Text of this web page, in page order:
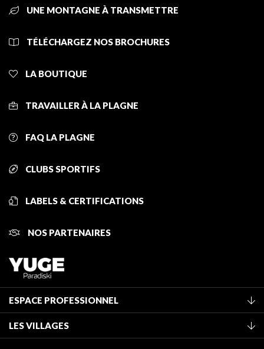
UNE MONTAGNE À TRANSMETTRE
TÉLÉCHARGEZ NOS BROCHURES
LA BOUTIQUE
TRAVAILLER À LA PLAGNE
FAQ LA PLAGNE
CLUBS SPORTIFS
LABELS & CERTIFICATIONS
NOS PARTENAIRES
ESPACE PROFESSIONNEL
Classement des meublés
LES VILLAGES